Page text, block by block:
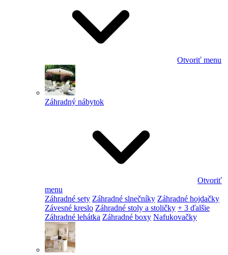
Otvoriť menu
Záhradný nábytok
Otvoriť
menu
Záhradné sety Záhradné slnečníky Záhradné hojdačky
Závesné kreslo Záhradné stoly a stoličky + 3 ďalšie
Záhradné lehátka Záhradné boxy Nafukovačky